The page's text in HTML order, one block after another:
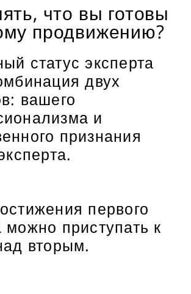
что вы готовы
продвижению?
статус эксперта
двух
вашего
и
признания
первого
приступать к
вторым.